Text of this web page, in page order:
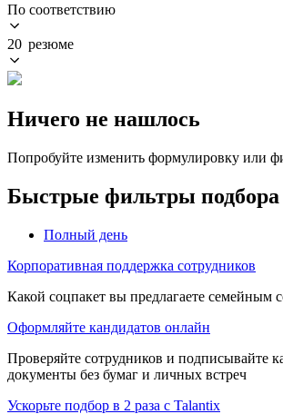
По соответствию
20 резюме
Ничего не нашлось
Попробуйте изменить формулировку или
Быстрые фильтры подбора
Полный день
Корпоративная поддержка сотрудников
Какой соцпакет вы предлагаете семейным
Оформляйте кандидатов онлайн
Проверяйте сотрудников и подписывайте
документы без бумаг и личных встреч
Ускорьте подбор в 2 раза с Talantix